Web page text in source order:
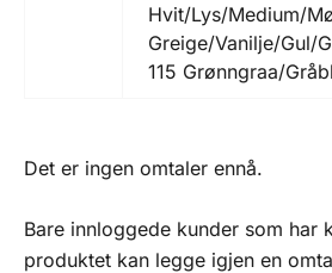
Hvit/Lys/Medium/
Greige/Vanilje/Gul/
115 Grønngraa/
Det er ingen omtaler ennå.
Bare innloggede kunder som har
produktet kan legge igjen en